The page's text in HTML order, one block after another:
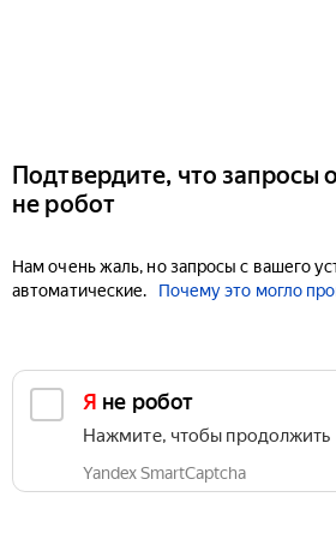
Подтвердите, что запросы
не робот
Нам очень жаль, но запросы с вашего
автоматические.
Почему это могло
Я не робот
Нажмите, чтобы продолжить
Yandex SmartCaptcha